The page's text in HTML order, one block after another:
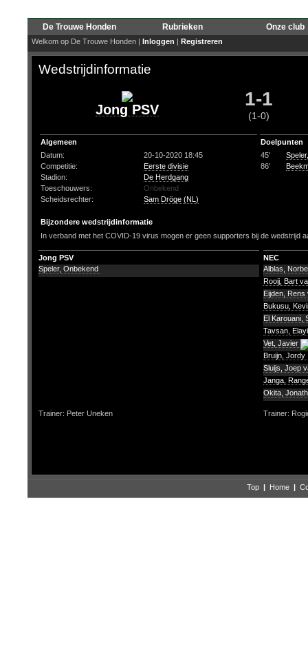
De Trouwe Honden Rubrieken Onze club
Welkom op De Trouwe Honden | Inloggen | Registreren
Wedstrijdinformatie
Jong PSV 1-1
(1-0)
Algemeen
Datum:
20-10-2020 18:45
Competitie:
Eerste divisie
Stadion:
De Herdgang
Toeschouwers:
Onbekend
Scheidsrechter:
Sam Dröge (NL)
Doelpunten
45'
86'
Bijzondere wedstrijdinformatie
In verband met het COVID-19 virus mogen er geen supporters bij de wedstrijd
Jong PSV
NEC
Speler, Onbekend
Alblas,
Rooij, Bart
Eijden, Rens
Bukusu,
El Karouani,
Tavsan,
Vet, Javier
Bruijn, Jordy
Sluijs, Joep
Janga,
Okita,
Trainer: Peter Uneken Trainer:
Top | Home |